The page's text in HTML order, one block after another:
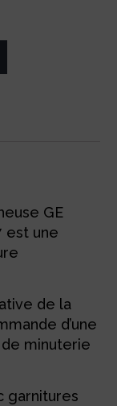
GE
est une
de la
d’une
minuterie
garnitures